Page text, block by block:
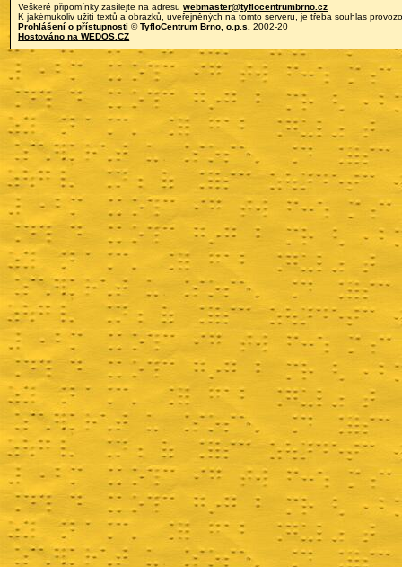
Veškeré připomínky zasílejte na adresuwebmaster@tyflocentrumbrno.cz
K jakémukoliv užití textů a obrázků, uveřejněných na tomto serveru, je třeba souhlas
Prohlášení o přístupnosti ©TyfloCentrum Brno, o.p.s.
2002-20
Hostováno na WEDOS.CZ